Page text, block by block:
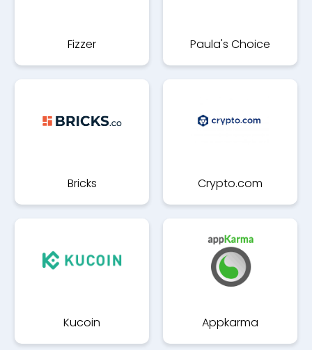
Fizzer Paula's Choice
Bricks Crypto.com
Kucoin Appkarma